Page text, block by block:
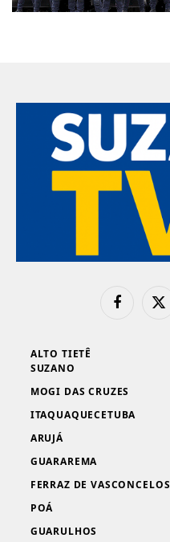
FacebookX
ALTO TIETÊ
SUZANO
MOGI DAS CRUZES
ITAQUAQUECETUBA
ARUJÁ
GUARAREMA
FERRAZ DE VASCONCELOS
POÁ
GUARULHOS